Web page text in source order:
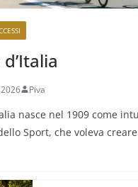
Piva
nasce nel 1909 come
Sport, che voleva